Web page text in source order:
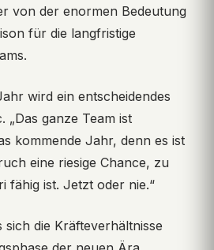
von der enormen Bedeutung
für die langfristige
wird ein entscheidendes
„Das ganze Team ist
kommende Jahr, denn es ist
eine riesige Chance, zu
fähig ist. Jetzt oder nie.“
die Kräfteverhältnisse